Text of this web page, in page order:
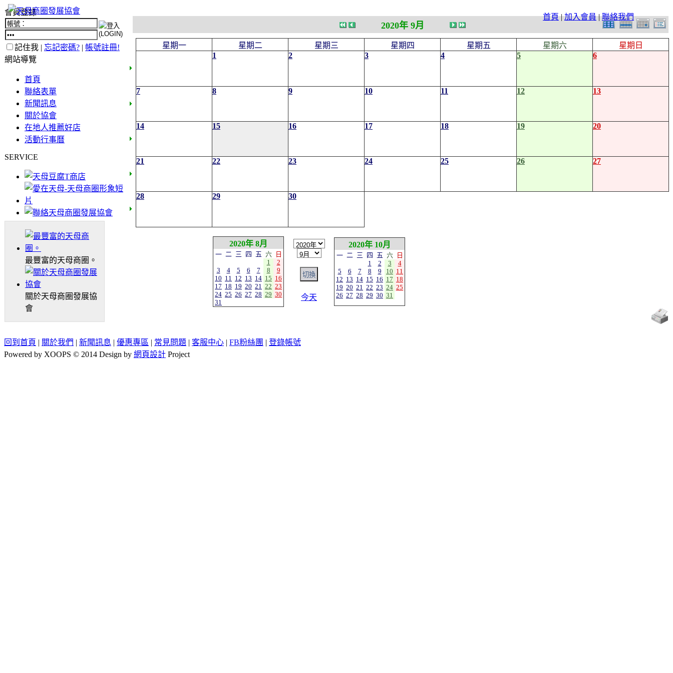
首頁|加入會員|聯絡我們
會員登錄
記住我 | 忘記密碼? | 帳號註冊!
網站導覽
首頁
聯絡表單
新聞訊息
關於協會
在地人推薦好店
活動行事曆
SERVICE
最豐富的天母商圈。
關於天母商圈發展協
會
2020年 9月
星期一 星期二 星期三 星期四 星期五 星期六
星期日
1
2 3 4 5 6
7 8 9 10 11 12 13
14 15 16 17 18 19 20
21 22 23 24 25 26 27
28 29 30
2020年 8月
一 二 三 四 五 六
日
1
2
3
4 5 6 7 8
9
10 11 12 13 14 15 16
17 18 19 20 21 22 23
24 25 26 27 28 29 30
31
今天
2020年 10月
一 二 三 四 五 六
日
1
2 3
4
5
6 7 8 9 10 11
12 13 14 15 16 17 18
19 20 21 22 23 24 25
26 27 28 29 30 31
回到首頁 | 關於我們 | 新聞訊息 | 優惠專區 | 常見問題 | 客服中心 | FB粉絲團 | 登錄帳號
Powered by XOOPS © 2014 Design by 網頁設計 Project